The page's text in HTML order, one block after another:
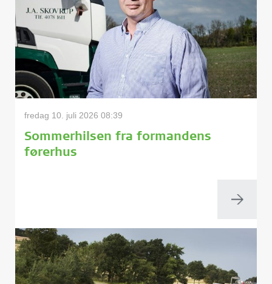
fredag 10. juli 2026 08:39
Sommerhilsen fra formandens
førerhus